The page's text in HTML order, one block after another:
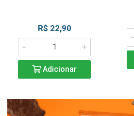
R$ 22,90
Adicionar